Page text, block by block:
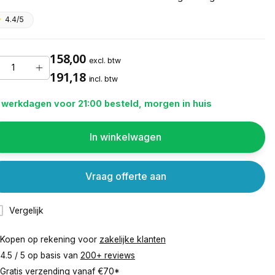
4.4/5
158,00 excl. btw
191,18 incl. btw
werkdagen voor 21:00 besteld, morgen in huis
In winkelwagen
Vergelijk
Vraag offerte aan
Kopen op rekening voor zakelijke klanten
4.5 / 5 op basis van 200+ reviews
Gratis verzending vanaf €70*